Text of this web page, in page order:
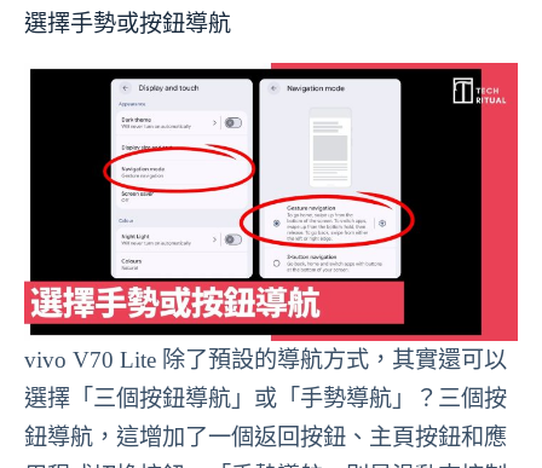
選擇手勢或按鈕導航
vivo V70 Lite 除了預設的導航方式，其實還可以
選擇「三個按鈕導航」或「手勢導航」？三個按
鈕導航，這增加了一個返回按鈕、主頁按鈕和應